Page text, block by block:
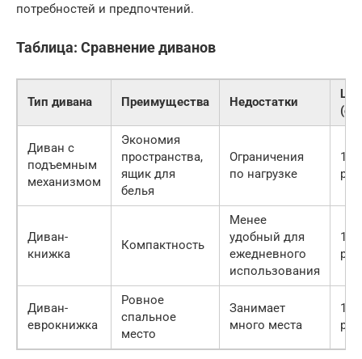
потребностей и предпочтений.
Таблица: Сравнение диванов
Тип дивана Преимущества Недостатки
Диван с
подъемным
механизмом
Экономия
пространства,
ящик для
белья
Ограничения
по нагрузке
15
руб.
Диван-
книжка
Компактность
Менее
удобный для
ежедневного
использования
10
руб.
Диван-
еврокнижка
Ровное
спальное
место
Занимает
много места
15
руб.